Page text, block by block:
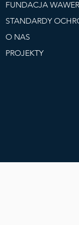
FUNDACJA WAWER
STANDARDY
O NAS
PROJEKTY